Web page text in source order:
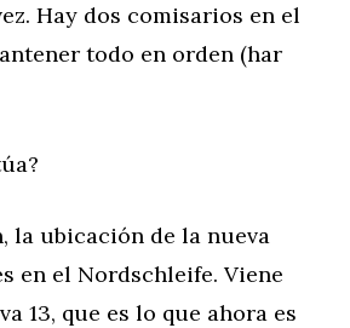
Hay dos comisarios en el
todo en orden (har
la ubicación de la nueva
en el Nordschleife. Viene
13, que es lo que ahora es